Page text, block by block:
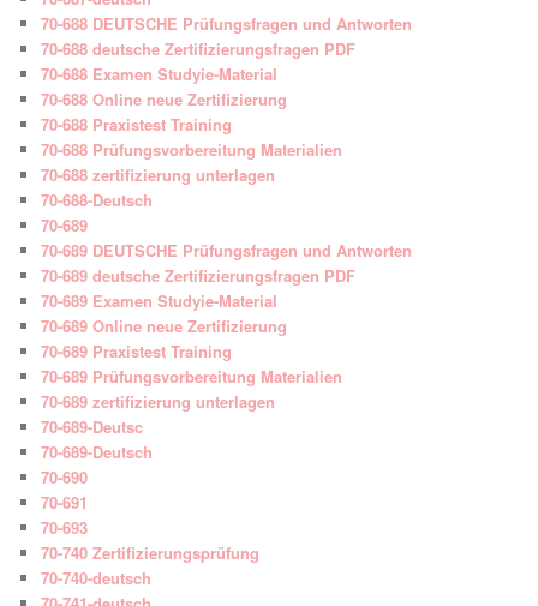
70-688 DEUTSCHE Prüfungsfragen und Antworten
70-688 deutsche Zertifizierungsfragen PDF
70-688 Examen Studyie-Material
70-688 Online neue Zertifizierung
70-688 Praxistest Training
70-688 Prüfungsvorbereitung Materialien
70-688 zertifizierung unterlagen
70-688-Deutsch
70-689
70-689 DEUTSCHE Prüfungsfragen und Antworten
70-689 deutsche Zertifizierungsfragen PDF
70-689 Examen Studyie-Material
70-689 Online neue Zertifizierung
70-689 Praxistest Training
70-689 Prüfungsvorbereitung Materialien
70-689 zertifizierung unterlagen
70-689-Deutsc
70-689-Deutsch
70-690
70-691
70-693
70-740 Zertifizierungsprüfung
70-740-deutsch